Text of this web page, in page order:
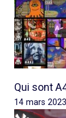
Qui sont
14 mars 2023